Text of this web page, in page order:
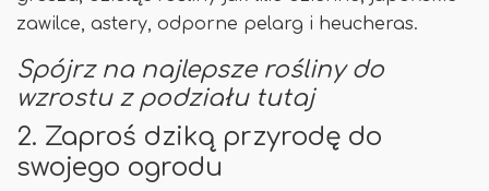
zawilce, astery, odporne pelarg i heucheras.
Spójrz na najlepsze rośliny do
wzrostu z podziału tutaj
2. Zaproś dziką przyrodę do
swojego ogrodu